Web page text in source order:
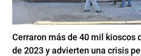
Cerraron más de 40 mil kioscos
de 2023 y advierten una crisis